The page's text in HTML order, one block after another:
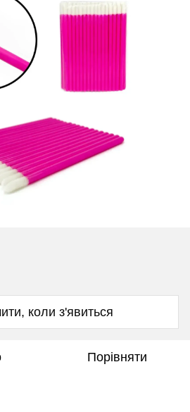
коли з'явиться
Порівняти